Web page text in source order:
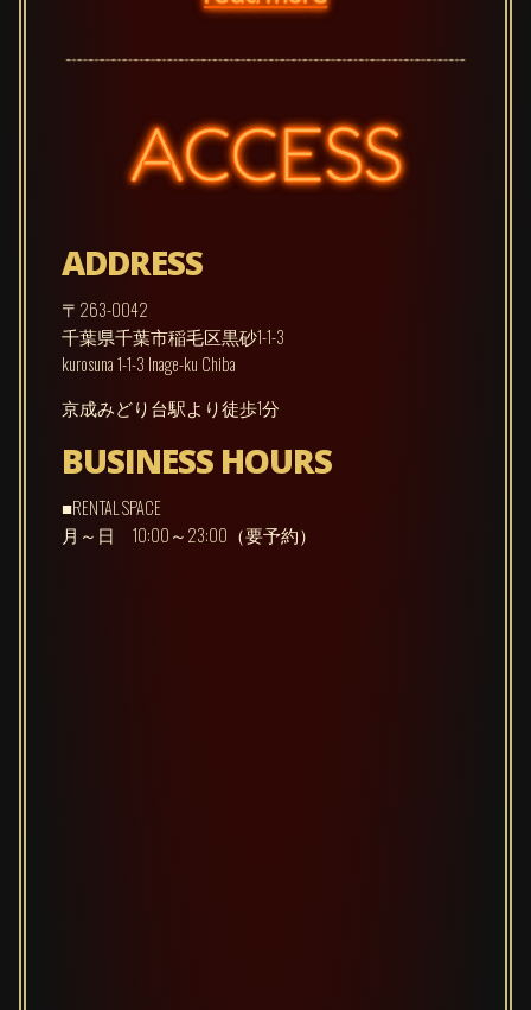
ACCESS
ADDRESS
〒263-0042
千葉県千葉市稲毛区黒砂1-1-3
kurosuna 1-1-3 Inage-ku Chiba
京成みどり台駅より徒歩1分
BUSINESS HOURS
■RENTAL SPACE
月～日 10:00～23:00（要予約）